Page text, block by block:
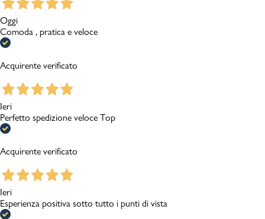
Oggi
Comoda , pratica e veloce
Acquirente verificato
Ieri
Perfetto spedizione veloce Top
Acquirente verificato
Ieri
Esperienza positiva sotto tutto i punti di vista